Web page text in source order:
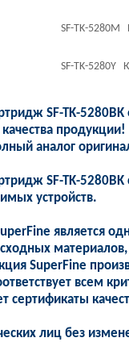
SF-TK-5280M
SF-TK-5280Y
SF-TK-
продукции!
аналог
SF-TK-
устройств.
является
SuperFine
всем
сертификаты
лиц без